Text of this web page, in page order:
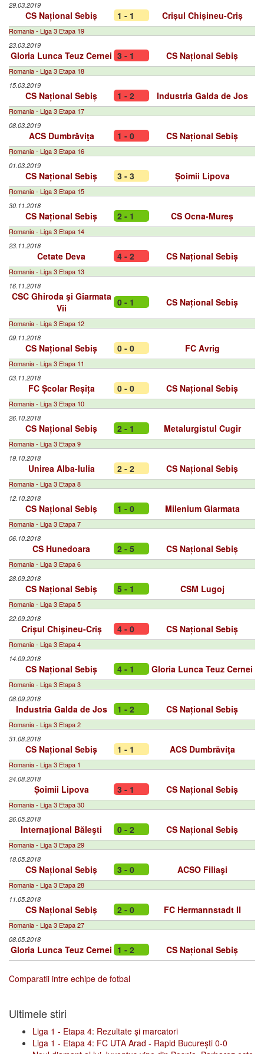
29.03.2019
CS Național Sebiș 1 - 1 Crișul Chișineu-Criș
Romania - Liga 3 Etapa 19
23.03.2019
Gloria Lunca Teuz Cernei 3 - 1 CS Național Sebiș
Romania - Liga 3 Etapa 18
15.03.2019
CS Național Sebiș 1 - 2 Industria Galda de Jos
Romania - Liga 3 Etapa 17
08.03.2019
ACS Dumbrăviţa 1 - 0 CS Național Sebiș
Romania - Liga 3 Etapa 16
01.03.2019
CS Național Sebiș 3 - 3 Șoimii Lipova
Romania - Liga 3 Etapa 15
30.11.2018
CS Național Sebiș 2 - 1 CS Ocna-Mureș
Romania - Liga 3 Etapa 14
23.11.2018
Cetate Deva 4 - 2 CS Național Sebiș
Romania - Liga 3 Etapa 13
16.11.2018
CSC Ghiroda şi Giarmata
Vii
0 - 1 CS Național Sebiș
Romania - Liga 3 Etapa 12
09.11.2018
CS Național Sebiș 0 - 0 FC Avrig
Romania - Liga 3 Etapa 11
03.11.2018
FC Școlar Reșița 0 - 0 CS Național Sebiș
Romania - Liga 3 Etapa 10
26.10.2018
CS Național Sebiș 2 - 1 Metalurgistul Cugir
Romania - Liga 3 Etapa 9
19.10.2018
Unirea Alba-Iulia 2 - 2 CS Național Sebiș
Romania - Liga 3 Etapa 8
12.10.2018
CS Național Sebiș 1 - 0 Milenium Giarmata
Romania - Liga 3 Etapa 7
06.10.2018
CS Hunedoara 2 - 5 CS Național Sebiș
Romania - Liga 3 Etapa 6
28.09.2018
CS Național Sebiș 5 - 1 CSM Lugoj
Romania - Liga 3 Etapa 5
22.09.2018
Crișul Chișineu-Criș 4 - 0 CS Național Sebiș
Romania - Liga 3 Etapa 4
14.09.2018
CS Național Sebiș 4 - 1 Gloria Lunca Teuz Cernei
Romania - Liga 3 Etapa 3
08.09.2018
Industria Galda de Jos 1 - 2 CS Național Sebiș
Romania - Liga 3 Etapa 2
31.08.2018
CS Național Sebiș 1 - 1 ACS Dumbrăviţa
Romania - Liga 3 Etapa 1
24.08.2018
Șoimii Lipova 3 - 1 CS Național Sebiș
Romania - Liga 3 Etapa 30
26.05.2018
Internaţional Băleşti 0 - 2 CS Național Sebiș
Romania - Liga 3 Etapa 29
18.05.2018
CS Național Sebiș 3 - 0 ACSO Filiaşi
Romania - Liga 3 Etapa 28
11.05.2018
CS Național Sebiș 2 - 0 FC Hermannstadt II
Romania - Liga 3 Etapa 27
08.05.2018
Gloria Lunca Teuz Cernei 1 - 2 CS Național Sebiș
Comparatii intre echipe de fotbal
Ultimele stiri
Liga 1 - Etapa 4: Rezultate şi marcatori
Liga 1 - Etapa 4: FC UTA Arad - Rapid București 0-0